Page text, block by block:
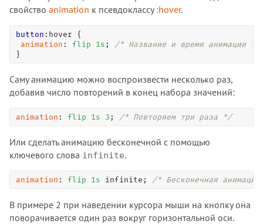
свойство animation к псевдоклассу:hover.
button :hover {
animation : flip 1 s ;
/* Название и время анимации */
}
Саму анимацию можно воспроизвести несколько раз,
добавив число повторений в конец набора значений:
animation : flip 1 s 3 ; /* Повторяем три раза */
Или сделать анимацию бесконечной с помощью
ключевого слова infinite.
animation : flip 1 s infinite; /* Бесконечная
В примере 2 при наведении курсора мыши на кнопку она
поворачивается один раз вокруг горизонтальной оси.